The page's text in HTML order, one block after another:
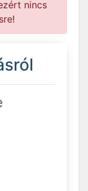
nincs